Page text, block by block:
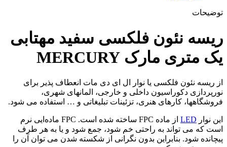
توضیحات
ریسه نئون فلکسی سفید مهتابی
یک متری مارک MERCURY
از ریسه نئون فلکسی یا نوار ال ای دی مات انعطاف پذیر برای
نورپردازی دکوراسیون داخلی و خارجی، المانهای شهری،
فروشگاهها، کارهای هنری، تزئینات تبلیغاتی و … استفاده می شود.
این نوار LED
از ماده FPC ساخته شده است. FPC ماده‌ایی نرم
است که می تواند به راحتی خم شود، جمع شود و یا به هر طرف
پیچانده شود. بنابراین بدون نگرانی از شکسته شدن می توان آن را